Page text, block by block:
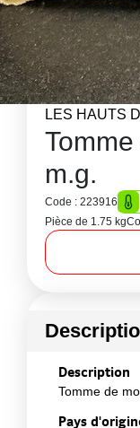
LES HAUTS
m.g.
Code : 223916
Pièce de 1.75 kg
Description
Tomme de
Pays